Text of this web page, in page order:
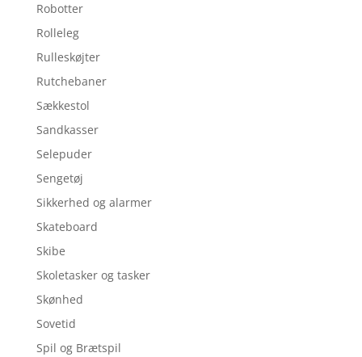
Robotter
Rolleleg
Rulleskøjter
Rutchebaner
Sækkestol
Sandkasser
Selepuder
Sengetøj
Sikkerhed og alarmer
Skateboard
Skibe
Skoletasker og tasker
Skønhed
Sovetid
Spil og Brætspil